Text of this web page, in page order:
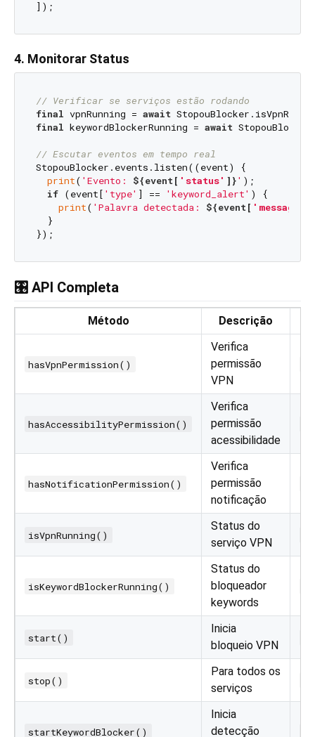
4. Monitorar Status
// Verificar se serviços estão rodando
final vpnRunning = await
final keywordBlockerRunning = await
// Escutar eventos em tempo real
StopouBlocker.events.listen((event) {
print( 'Evento: ${event[ 'status' ]}' );
if (event[ 'type' ] == 'keyword_alert' ) {
print( 'Palavra detectada: ${event[ 'message'
  }
🎛️ API Completa
Método Descrição
hasVpnPermission()
Verifica
permissão
VPN
hasAccessibilityPermission()
Verifica
permissão
acessibilidade
hasNotificationPermission()
Verifica
permissão
notificação
isVpnRunning()
Status do
serviço VPN
isKeywordBlockerRunning()
Status do
bloqueador
keywords
start()
Inicia
bloqueio VPN
stop()
Para todos os
serviços
startKeywordBlocker()
Inicia
detecção